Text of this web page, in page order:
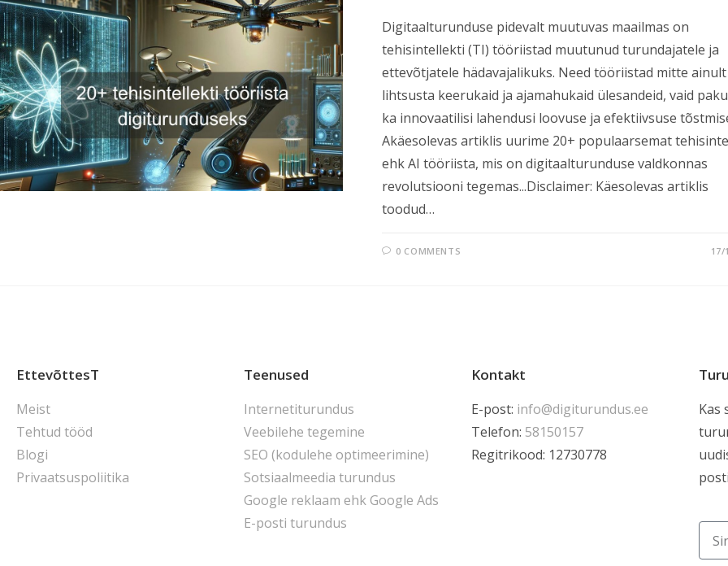
Digitaalturunduse pidevalt muutuvas maailmas on
tehisintellekti (TI) tööriistad muutunud turundajatele ja
ettevõtjatele hädavajalikuks. Need tööriistad mitte ainult
lihtsusta keerukaid ja ajamahukaid ülesandeid, vaid
ka innovaatilisi lahendusi loovuse ja efektiivsuse
Akäesolevas artiklis uurime 20+ populaarsemat
ehk AI tööriista, mis on digitaalturunduse valdkonnas
revolutsiooni tegemas...Disclaimer: Käesolevas artiklis
toodud…
0 COMMENTS 17/
EttevõttesT
Meist
Tehtud tööd
Blogi
Privaatsuspoliitika
Teenused
Internetiturundus
Veebilehe tegemine
SEO (kodulehe optimeerimine)
Sotsiaalmeedia turundus
Google reklaam ehk Google Ads
E-posti turundus
Kontakt
E-post: info@digiturundus.ee
Telefon: 58150157
Regitrikood: 12730778
Kas